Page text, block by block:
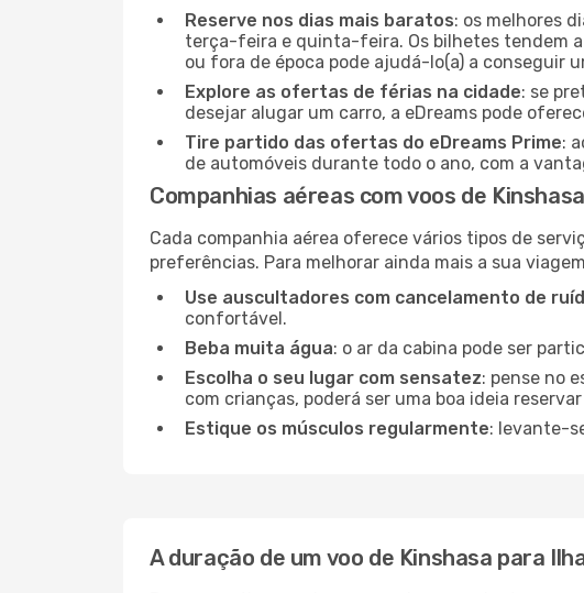
Reserve nos dias mais baratos: os melhores
terça-feira e quinta-feira. Os bilhetes tendem a
ou fora de época pode ajudá-lo(a) a conseguir
Explore as ofertas de férias na cidade: se
desejar alugar um carro, a eDreams pode
Tire partido das ofertas do eDreams Prime:
de automóveis durante todo o ano, com a
Companhias aéreas com voos de
Cada companhia aérea oferece vários tipos de
preferências. Para melhorar ainda mais a sua
Use auscultadores com cancelamento de
confortável.
Beba muita água: o ar da cabina pode ser
Escolha o seu lugar com sensatez: pense no
com crianças, poderá ser uma boa ideia
Estique os músculos regularmente: levante-
A duração de um voo de Kinshasa para